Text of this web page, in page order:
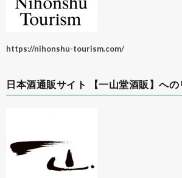
https://nihonshu-tourism.com/
日本酒通販サイト 【一山堂酒販】への